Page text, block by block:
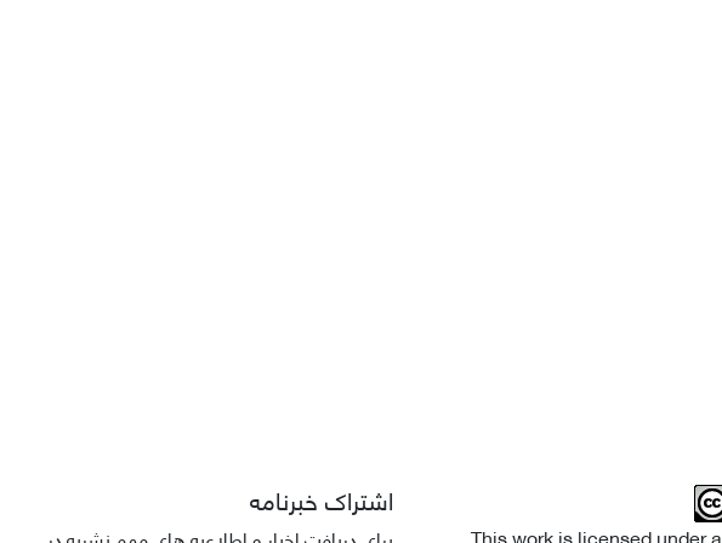
اشتراک خبرنامه